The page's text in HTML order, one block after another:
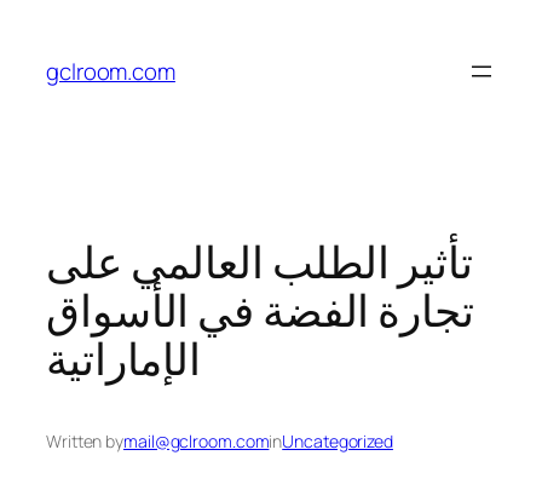
content
gclroom.com
تأثير الطلب العالمي على
تجارة الفضة في الأسواق
الإماراتية
Written bymail@gclroom.cominUncategorized